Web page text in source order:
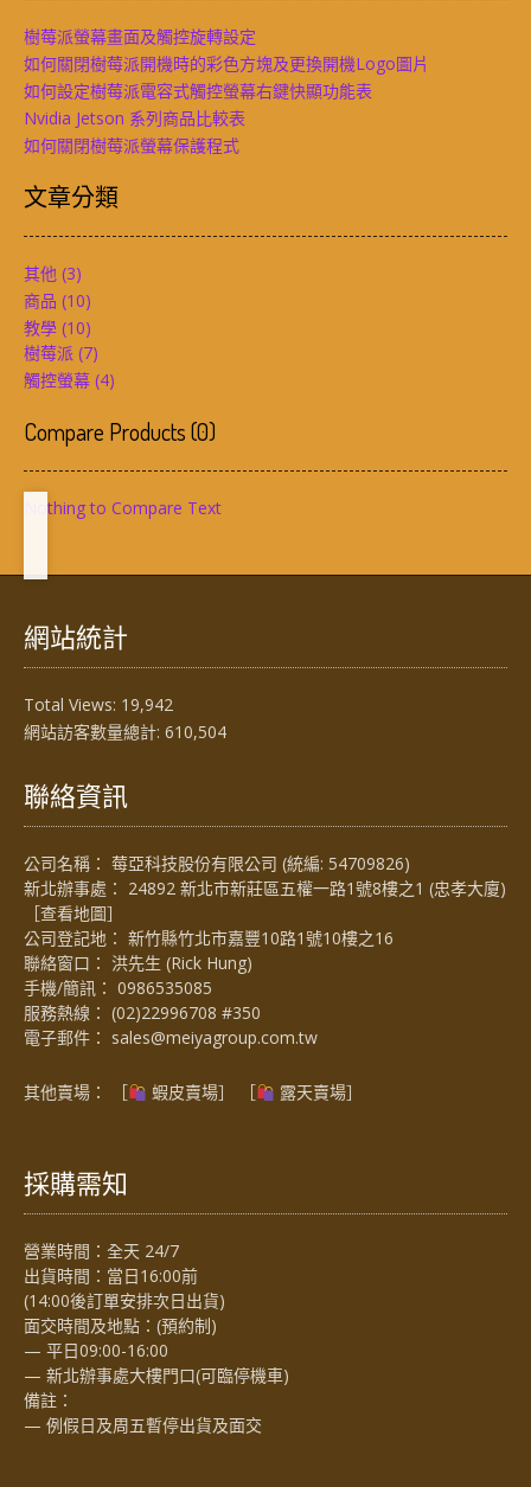
樹莓派螢幕畫面及觸控旋轉設定
如何關閉樹莓派開機時的彩色方塊及更換開機Logo圖片
如何設定樹莓派電容式觸控螢幕右鍵快顯功能表
Nvidia Jetson 系列商品比較表
如何關閉樹莓派螢幕保護程式
文章分類
其他 (3)
商品 (10)
教學 (10)
樹莓派 (7)
觸控螢幕 (4)
Compare Products(0)
Nothing to Compare Text
網站統計
Total Views: 19,942
網站訪客數量總計: 610,504
聯絡資訊
公司名稱： 莓亞科技股份有限公司 (統編: 54709826)
新北辦事處： 24892 新北市新莊區五權一路1號8樓之1 (忠孝大廈)
［查看地圖］
公司登記地： 新竹縣竹北市嘉豐10路1號10樓之16
聯絡窗口： 洪先生 (Rick Hung)
手機/簡訊： 0986535085
服務熱線： (02)22996708 #350
電子郵件： sales@meiyagroup.com.tw
其他賣場： ［ 蝦皮賣場］ ［ 露天賣場］
採購需知
營業時間：全天 24/7
出貨時間：當日16:00前
(14:00後訂單安排次日出貨)
面交時間及地點：(預約制)
— 平日09:00-16:00
— 新北辦事處大樓門口(可臨停機車)
備註：
— 例假日及周五暫停出貨及面交